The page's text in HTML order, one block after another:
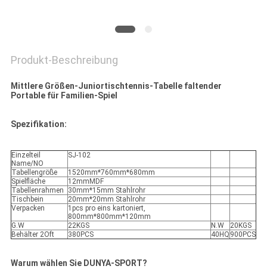
Produkt-Beschreibung
Mittlere Größen-Juniortischtennis-Tabelle faltender
Portable für Familien-Spiel
Spezifikation:
Einzelteil
Name/NO
SJ-102
Tabellengröße
1520mm*760mm*680mm
Spielfläche
12mmMDF
Tabellenrahmen
30mm*15mm Stahlrohr
Tischbein
20mm*20mm Stahlrohr
Verpacken
1pcs pro eins kartoniert,
800mm*800mm*120mm
G.W
22KGS N.W
20KGS
Behälter 2Oft
380PCS 40HQ 900PCS
Warum wählen Sie DUNYA-SPORT?